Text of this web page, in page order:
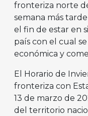
fronteriza norte
semana más
el fin de estar en
país con el cual
económica y
El Horario de
fronteriza con
13 de marzo de
del territorio